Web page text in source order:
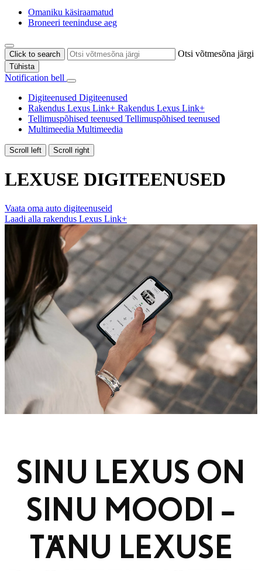
Omaniku käsiraamatud
Broneeri teeninduse aeg
Click to search Otsi võtmesõna järgi
Tühista
Notification bell
Digiteenused Digiteenused
Rakendus Lexus Link+ Rakendus Lexus Link+
Tellimuspõhised teenused Tellimuspõhised teenused
Multimeedia Multimeedia
Scroll left Scroll right
LEXUSE DIGITEENUSED
Vaata oma auto digiteenuseid
Laadi alla rakendus Lexus Link+
SINU LEXUS ON
SINU MOODI –
TÄNU LEXUSE